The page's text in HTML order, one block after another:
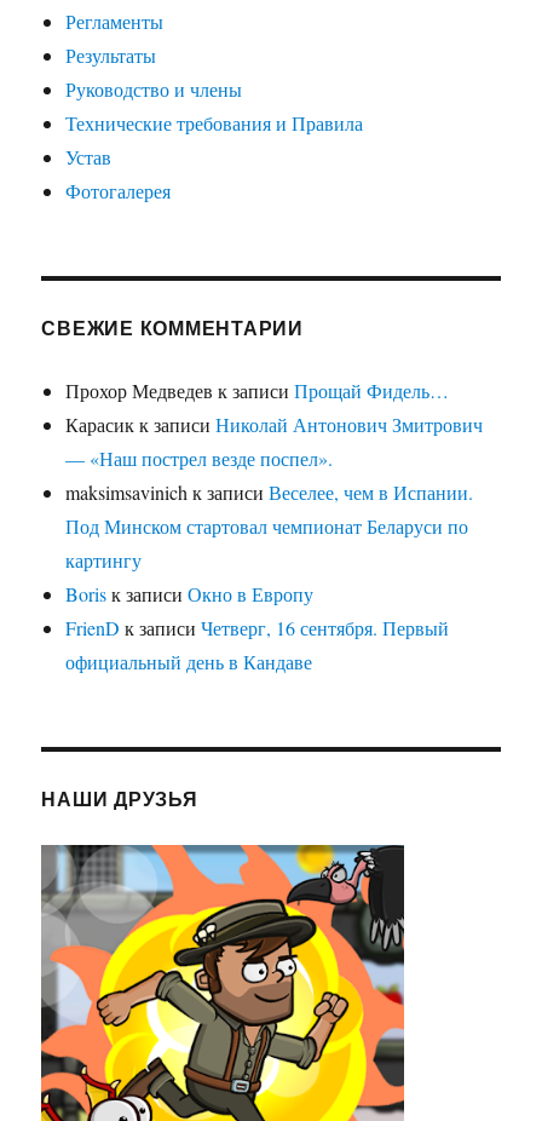
Регламенты
Результаты
Руководство и члены
Технические требования и Правила
Устав
Фотогалерея
СВЕЖИЕ КОММЕНТАРИИ
Прохор Медведев к записиПрощай Фидель…
Карасикк записиНиколай Антонович Змитрович
— «Наш пострел везде поспел».
maksimsavinichк записиВеселее, чем в Испании.
Под Минском стартовал чемпионат Беларуси по
картингу
Borisк записиОкно в Европу
FrienD к записиЧетверг, 16 сентября. Первый
официальный день в Кандаве
НАШИ ДРУЗЬЯ